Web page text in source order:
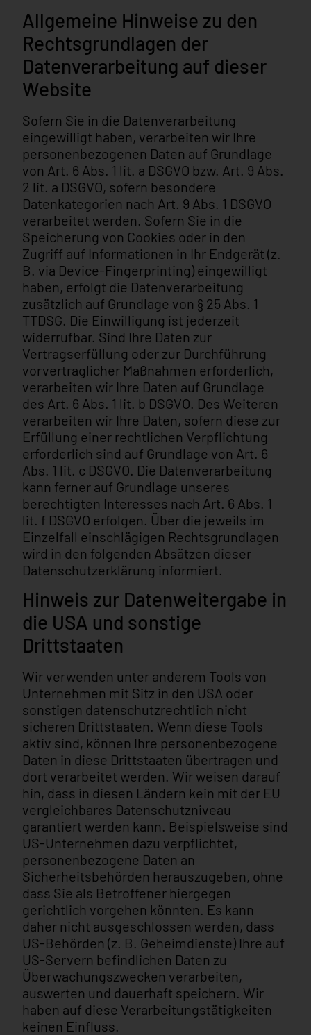
Allgemeine Hinweise zu den
Rechtsgrundlagen der
Datenverarbeitung auf dieser
Website
Sofern Sie in die Datenverarbeitung
eingewilligt haben, verarbeiten wir Ihre
personenbezogenen Daten auf Grundlage
von Art. 6 Abs. 1 lit. a DSGVO bzw. Art. 9 Abs.
2 lit. a DSGVO, sofern besondere
Datenkategorien nach Art. 9 Abs. 1 DSGVO
verarbeitet werden. Sofern Sie in die
Speicherung von Cookies oder in den
Zugriff auf Informationen in Ihr Endgerät (z.
B. via Device-Fingerprinting) eingewilligt
haben, erfolgt die Datenverarbeitung
zusätzlich auf Grundlage von § 25 Abs. 1
TTDSG. Die Einwilligung ist jederzeit
widerrufbar. Sind Ihre Daten zur
Vertragserfüllung oder zur Durchführung
vorvertraglicher Maßnahmen erforderlich,
verarbeiten wir Ihre Daten auf Grundlage
des Art. 6 Abs. 1 lit. b DSGVO. Des Weiteren
verarbeiten wir Ihre Daten, sofern diese zur
Erfüllung einer rechtlichen Verpflichtung
erforderlich sind auf Grundlage von Art. 6
Abs. 1 lit. c DSGVO. Die Datenverarbeitung
kann ferner auf Grundlage unseres
berechtigten Interesses nach Art. 6 Abs. 1
lit. f DSGVO erfolgen. Über die jeweils im
Einzelfall einschlägigen Rechtsgrundlagen
wird in den folgenden Absätzen dieser
Datenschutzerklärung informiert.
Hinweis zur Datenweitergabe in
die USA und sonstige
Drittstaaten
Wir verwenden unter anderem Tools von
Unternehmen mit Sitz in den USA oder
sonstigen datenschutzrechtlich nicht
sicheren Drittstaaten. Wenn diese Tools
aktiv sind, können Ihre personenbezogene
Daten in diese Drittstaaten übertragen und
dort verarbeitet werden. Wir weisen darauf
hin, dass in diesen Ländern kein mit der EU
vergleichbares Datenschutzniveau
garantiert werden kann. Beispielsweise sind
US-Unternehmen dazu verpflichtet,
personenbezogene Daten an
Sicherheitsbehörden herauszugeben, ohne
dass Sie als Betroffener hiergegen
gerichtlich vorgehen könnten. Es kann
daher nicht ausgeschlossen werden, dass
US-Behörden (z. B. Geheimdienste) Ihre auf
US-Servern befindlichen Daten zu
Überwachungszwecken verarbeiten,
auswerten und dauerhaft speichern. Wir
haben auf diese Verarbeitungstätigkeiten
keinen Einfluss.